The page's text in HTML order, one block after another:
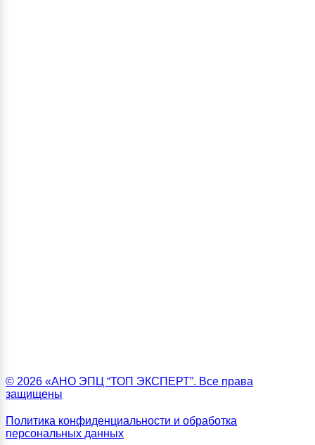
© 2026 «АНО ЭПЦ “ТОП ЭКСПЕРТ”. Все права
защищены
Политика конфиденциальности и обработка
персональных данных